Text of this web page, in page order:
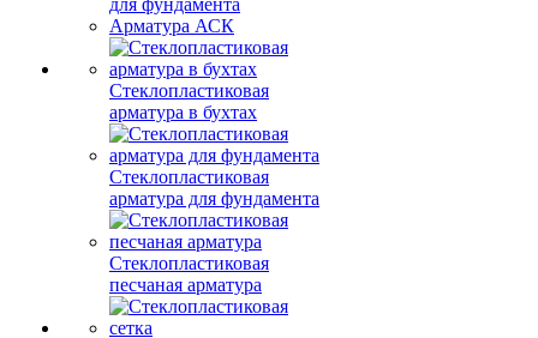
для фундамента
Арматура АСК
Стеклопластиковая
арматура в бухтах
Стеклопластиковая
арматура для фундамента
Стеклопластиковая
песчаная арматура